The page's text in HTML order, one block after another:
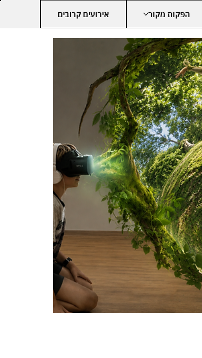
הפקות מקור אירועים קרובים